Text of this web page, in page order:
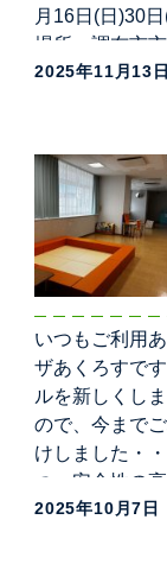
月16日(日)30
場所：調布市
2000円（3回
2025年11月13日
いつもご利用
ザあくろすで
ルを新しくし
ので、今まで
けしました・
つ、安全性の
ださい！
2025年10月7日